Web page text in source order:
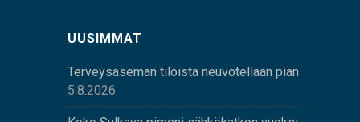
UUSIMMAT
Terveysaseman tiloista neuvotellaan pian
5.8.2026